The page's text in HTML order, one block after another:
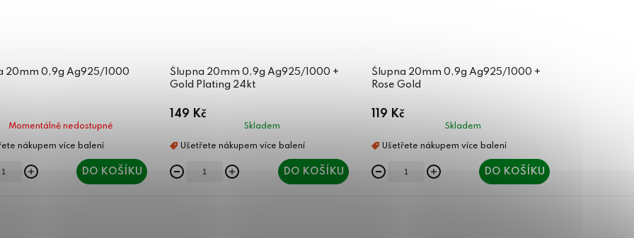
20mm 0,9g Ag925/1000
Momentálně nedostupné
DO KOŠÍKU
Šlupna 20mm 0,9g Ag925/1000 +
Gold Plating 24kt
149 Kč
Skladem
DO KOŠÍKU
Šlupna 20mm 0,9g Ag925/1000 +
Rose Gold
119 Kč
Skladem
DO KOŠÍKU